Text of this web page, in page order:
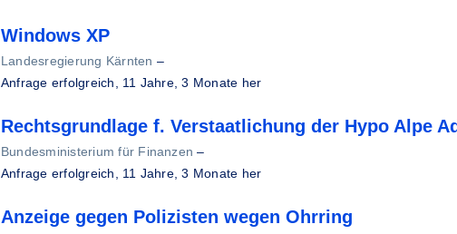
Windows XP
Landesregierung Kärnten –
Anfrage erfolgreich, 11 Jahre, 3 Monate her
Rechtsgrundlage f. Verstaatlichung der Hypo Alpe
Bundesministerium für Finanzen –
Anfrage erfolgreich, 11 Jahre, 3 Monate her
Anzeige gegen Polizisten wegen Ohrring